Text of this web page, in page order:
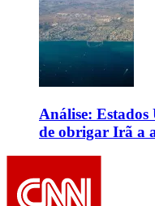
Análise: Estados
de obrigar Irã a